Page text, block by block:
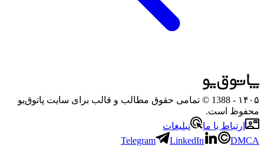
۱۴۰۵
- 1388 © تمامی حقوق مطالب و قالب برای سایت پاتوق‌یو
محفوظ است.
ارتباط با ما
تبلیغات
Telegram
LinkedIn DMCA